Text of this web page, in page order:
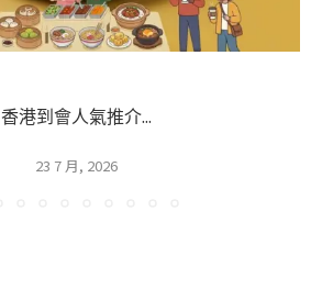
香港到會人氣推介...
23 7 月, 2026